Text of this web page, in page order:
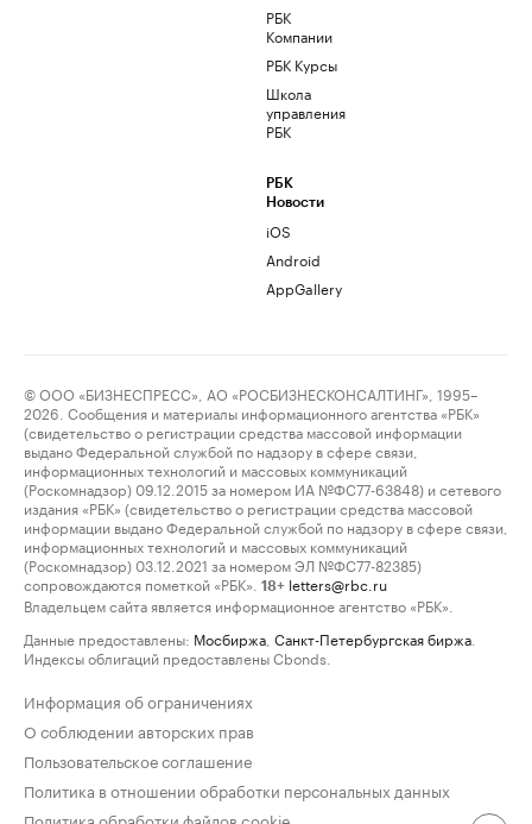
РБК
Компании
РБК Курсы
Школа
управления
РБК
РБК
Новости
iOS
Android
AppGallery
© ООО «БИЗНЕСПРЕСС», АО «РОСБИЗНЕСКОНСАЛТИНГ», 1995–
2026. Сообщения и материалы информационного агентства «РБК»
(свидетельство о регистрации средства массовой информации
выдано Федеральной службой по надзору в сфере связи,
информационных технологий и массовых коммуникаций
(Роскомнадзор) 09.12.2015 за номером ИА №ФС77-63848) и сетевого
издания «РБК» (свидетельство о регистрации средства массовой
информации выдано Федеральной службой по надзору в сфере связи,
информационных технологий и массовых коммуникаций
(Роскомнадзор) 03.12.2021 за номером ЭЛ №ФС77-82385)
сопровождаются пометкой «РБК».
18+ letters@rbc.ru
Владельцем сайта является информационное агентство «РБК».
Данные предоставлены: Мосбиржа Санкт-Петербургская биржа
Индексы облигаций предоставлены Cbonds.
Информация об ограничениях
О соблюдении авторских прав
Пользовательское соглашение
Политика в отношении обработки персональных данных
Политика обработки файлов cookie